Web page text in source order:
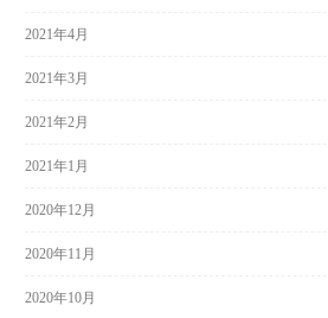
2021年4月
2021年3月
2021年2月
2021年1月
2020年12月
2020年11月
2020年10月